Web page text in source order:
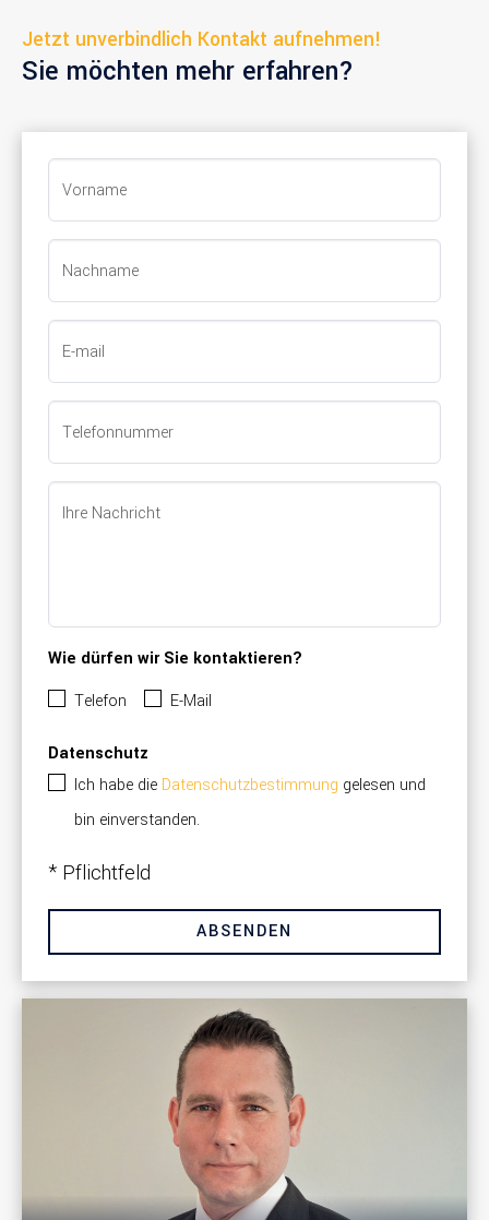
Jetzt unverbindlich Kontakt aufnehmen!
Sie möchten mehr erfahren?
Vorname
Nachname
E-mail
Telefonnummer
Ihre Nachricht
Wie dürfen wir Sie kontaktieren?
Telefon
E-Mail
Datenschutz
Ich habe die Datenschutzbestimmung gelesen und
bin einverstanden.
* Pflichtfeld
ABSENDEN